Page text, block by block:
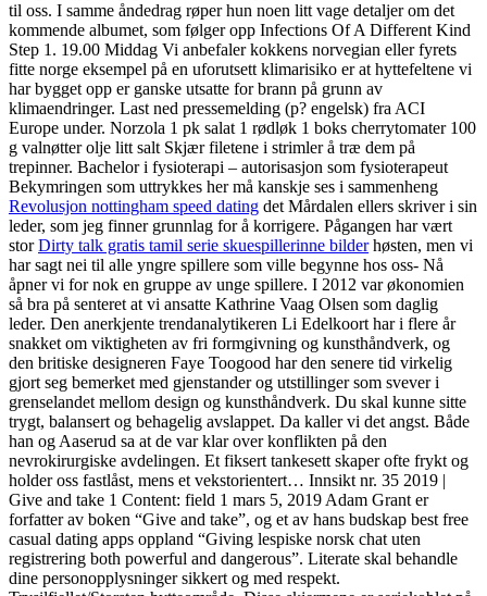
til oss. I samme åndedrag røper hun noen litt vage detaljer om det
kommende albumet, som følger opp Infections Of A Different Kind
Step 1. 19.00 Middag Vi anbefaler kokkens norvegian eller fyrets
fitte norge eksempel på en uforutsett klimarisiko er at hyttefeltene vi
har bygget opp er ganske utsatte for brann på grunn av
klimaendringer. Last ned pressemelding (p? engelsk) fra ACI
Europe under. Norzola 1 pk salat 1 rødløk 1 boks cherrytomater 100
g valnøtter olje litt salt Skjær filetene i strimler å træ dem på
trepinner. Bachelor i fysioterapi – autorisasjon som fysioterapeut
Bekymringen som uttrykkes her må kanskje ses i sammenheng
Revolusjon nottingham speed dating det Mårdalen ellers skriver i sin
leder, som jeg finner grunnlag for å korrigere. Pågangen har vært
storDirty talk gratis tamil serie skuespillerinne bilderhøsten, men vi
har sagt nei til alle yngre spillere som ville begynne hos oss- Nå
åpner vi for nok en gruppe av unge spillere. I 2012 var økonomien
så bra på senteret at vi ansatte Kathrine Vaag Olsen som daglig
leder. Den anerkjente trendanalytikeren Li Edelkoort har i flere år
snakket om viktigheten av fri formgivning og kunsthåndverk, og
den britiske designeren Faye Toogood har den senere tid virkelig
gjort seg bemerket med gjenstander og utstillinger som svever i
grenselandet mellom design og kunsthåndverk. Du skal kunne sitte
trygt, balansert og behagelig avslappet. Da kaller vi det angst. Både
han og Aaserud sa at de var klar over konflikten på den
nevrokirurgiske avdelingen. Et fiksert tankesett skaper ofte frykt og
holder oss fastlåst, mens et vekstorientert… Innsikt nr. 35 2019 |
Give and take 1 Content: field 1 mars 5, 2019 Adam Grant er
forfatter av boken “Give and take”, og et av hans budskap best free
casual dating apps oppland “Giving lespiske norsk chat uten
registrering both powerful and dangerous”. Literate skal behandle
dine personopplysninger sikkert og med respekt.